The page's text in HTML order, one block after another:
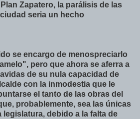
Zapatero, la parálisis de las
seria un hecho
se encargo de menospreciarlo
pero que ahora se aferra a
de su nula capacidad de
con la inmodestia que le
el tanto de las obras del
probablemente, sea las únicas
legislatura, debido a la falta de